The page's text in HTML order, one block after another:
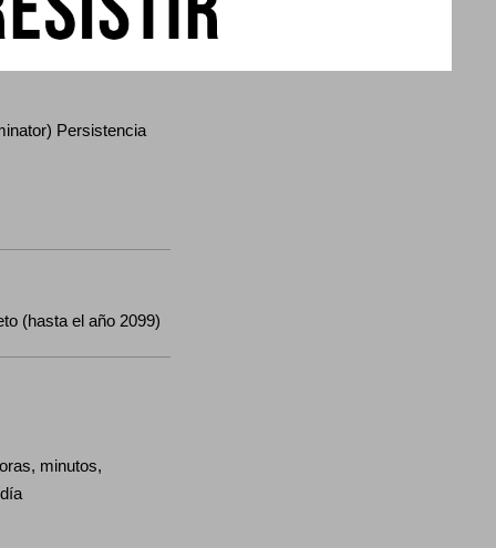
Persistencia
(hasta el año 2099)
minutos,